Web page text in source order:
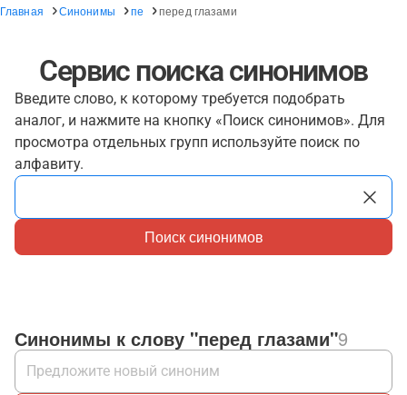
Главная Синонимы пе перед глазами
Сервис поиска синонимов
Введите слово, к которому требуется подобрать
аналог, и нажмите на кнопку «Поиск синонимов». Для
просмотра отдельных групп используйте поиск по
алфавиту.
Поиск синонимов
Синонимы к слову "перед глазами"9